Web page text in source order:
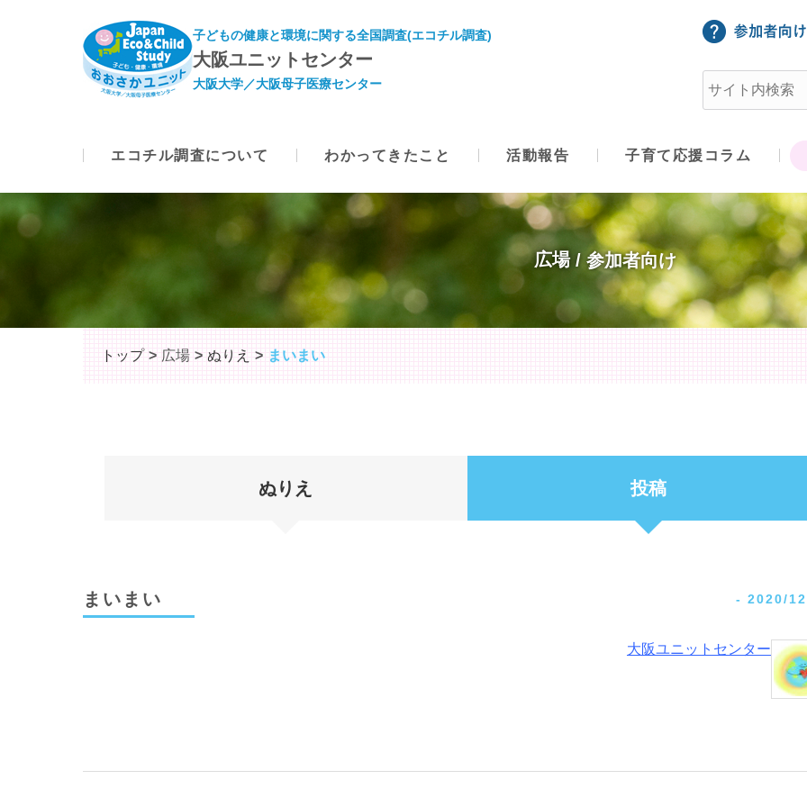
子どもの健康と環境に関する全国調査(エコチル調査)
大阪ユニットセンター
大阪大学／大阪母子医療センター
エコチル調査について わかってきたこと 活動報告 子育て応援コラム
広場
トップ 広場 ぬりえ まいまい
ぬりえ 投稿
まいまい - 2020/
大阪ユニットセンター